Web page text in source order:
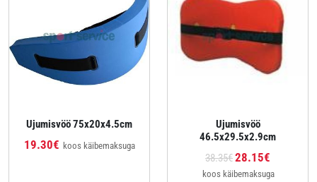
Ujumisvöö 75x20x4.5cm
19.30€ koos käibemaksuga
Ujumisvöö
46.5x29.5x2.9cm
38.35€28.15€
koos käibemaksuga